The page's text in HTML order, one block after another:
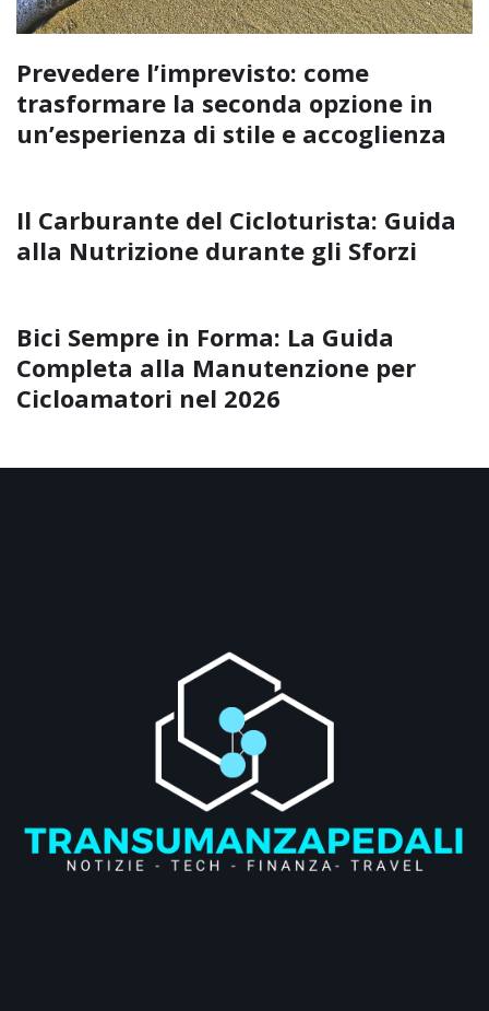
Prevedere l’imprevisto: come
trasformare la seconda opzione in
un’esperienza di stile e accoglienza
Il Carburante del Cicloturista: Guida
alla Nutrizione durante gli Sforzi
Bici Sempre in Forma: La Guida
Completa alla Manutenzione per
Cicloamatori nel 2026